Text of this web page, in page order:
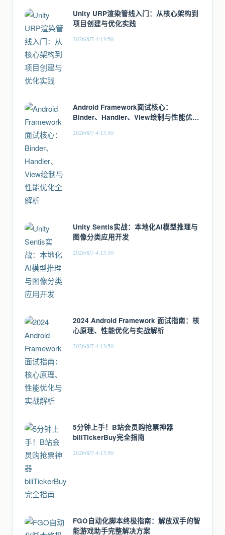
Unity URP渲染管线入门：从核心架构到
项目创建与优化实践
2026/8/7 4:13:50
Android Framework面试核心：
Binder、Handler、View绘制与性能优化
2026/8/7 4:13:50
Unity Sentis实战：本地化AI模型推理与
图像分类应用开发
2026/8/7 4:13:50
2024 Android Framework 面试指南：核
心原理、性能优化与实战解析
2026/8/7 4:13:50
5分钟上手！B站会员购抢票神器
biliTickerBuy完全指南
2026/8/7 4:13:50
FGO自动化脚本终极指南：解放双手的智
能游戏助手完整解决方案